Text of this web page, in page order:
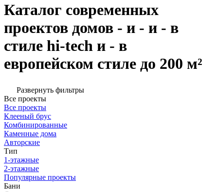
Каталог современных
проектов домов - и - и - в
стиле hi-tech и - в
европейском стиле до 200 м²
Развернуть фильтры
Все проекты
Все проекты
Клееный брус
Комбинированные
Каменные дома
Авторские
Тип
1-этажные
2-этажные
Популярные проекты
Бани